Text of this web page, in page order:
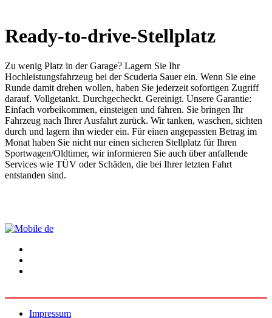
Ready-to-drive-Stellplatz
Zu wenig Platz in der Garage? Lagern Sie Ihr
Hochleistungsfahrzeug bei der Scuderia Sauer ein. Wenn Sie eine
Runde damit drehen wollen, haben Sie jederzeit sofortigen Zugriff
darauf. Vollgetankt. Durchgecheckt. Gereinigt. Unsere Garantie:
Einfach vorbeikommen, einsteigen und fahren. Sie bringen Ihr
Fahrzeug nach Ihrer Ausfahrt zurück. Wir tanken, waschen, sichten
durch und lagern ihn wieder ein. Für einen angepassten Betrag im
Monat haben Sie nicht nur einen sicheren Stellplatz für Ihren
Sportwagen/Oldtimer, wir informieren Sie auch über anfallende
Services wie TÜV oder Schäden, die bei Ihrer letzten Fahrt
entstanden sind.
Impressum